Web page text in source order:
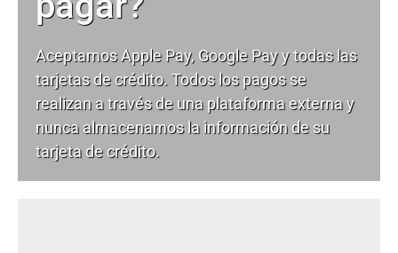
Aceptamos Apple Pay, Google Pay y todas las
tarjetas de crédito. Todos los pagos se
realizan a través de una plataforma externa y
nunca almacenamos la información de su
tarjeta de crédito.